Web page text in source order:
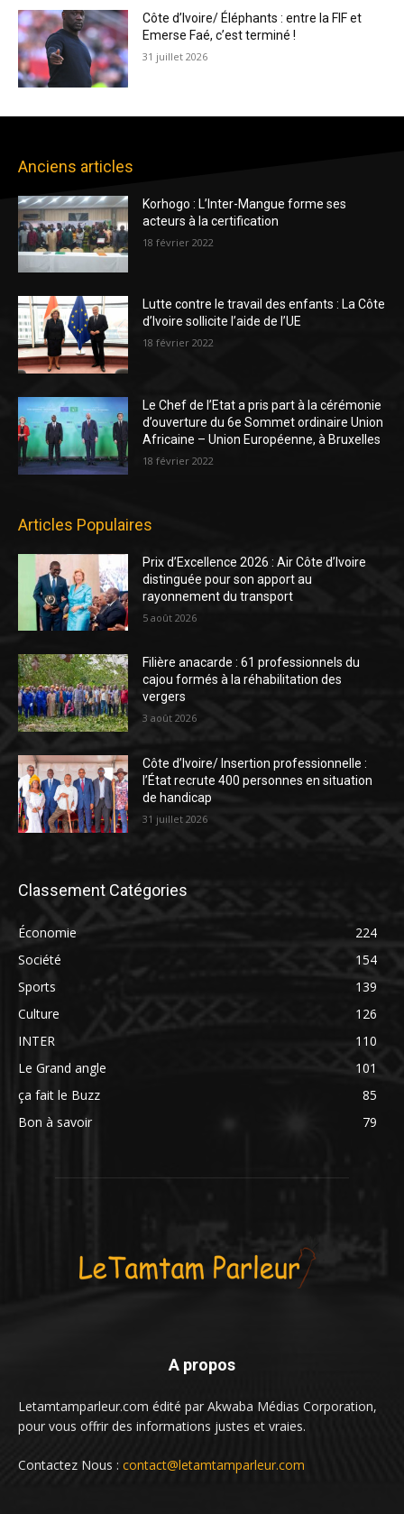
Côte d’Ivoire/ Éléphants : entre la FIF et
Emerse Faé, c’est terminé !
31 juillet 2026
Anciens articles
Korhogo : L’Inter-Mangue forme ses
acteurs à la certification
18 février 2022
Lutte contre le travail des enfants : La Côte
d’Ivoire sollicite l’aide de l’UE
18 février 2022
Le Chef de l’Etat a pris part à la cérémonie
d’ouverture du 6e Sommet ordinaire Union
Africaine – Union Européenne, à Bruxelles
18 février 2022
Articles Populaires
Prix d’Excellence 2026 : Air Côte d’Ivoire
distinguée pour son apport au
rayonnement du transport
5 août 2026
Filière anacarde : 61 professionnels du
cajou formés à la réhabilitation des
vergers
3 août 2026
Côte d’Ivoire/ Insertion professionnelle :
l’État recrute 400 personnes en situation
de handicap
31 juillet 2026
Classement Catégories
Économie
224
Société
154
Sports
139
Culture
126
INTER
110
Le Grand angle
101
ça fait le Buzz
85
Bon à savoir
79
A propos
Letamtamparleur.com édité par Akwaba Médias Corporation,
pour vous offrir des informations justes et vraies.
Contactez Nous : contact@letamtamparleur.com